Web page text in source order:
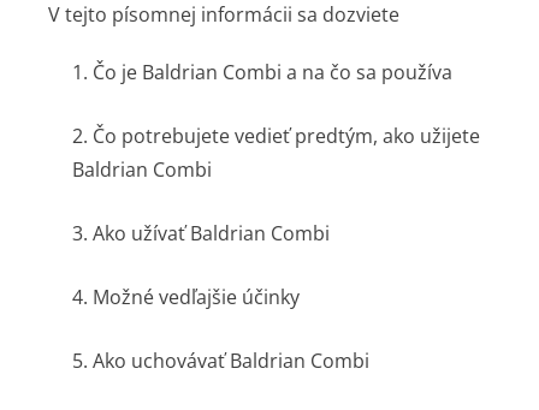
V tejto písomnej informácii sa dozviete
1. Čo je Baldrian Combi a na čo sa používa
2. Čo potrebujete vedieť predtým, ako užijete
Baldrian Combi
3. Ako užívať Baldrian Combi
4. Možné vedľajšie účinky
5. Ako uchovávať Baldrian Combi